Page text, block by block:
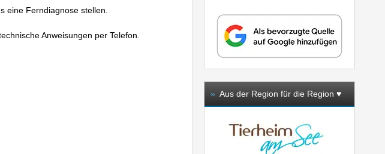
eine Ferndiagnose stellen.
Anweisungen per Telefon.
» Aus der Region für die Region ♥️